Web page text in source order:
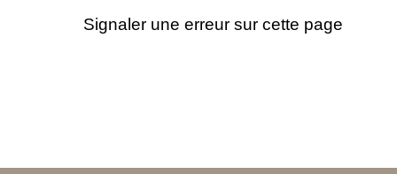
Signaler une erreur sur cette page